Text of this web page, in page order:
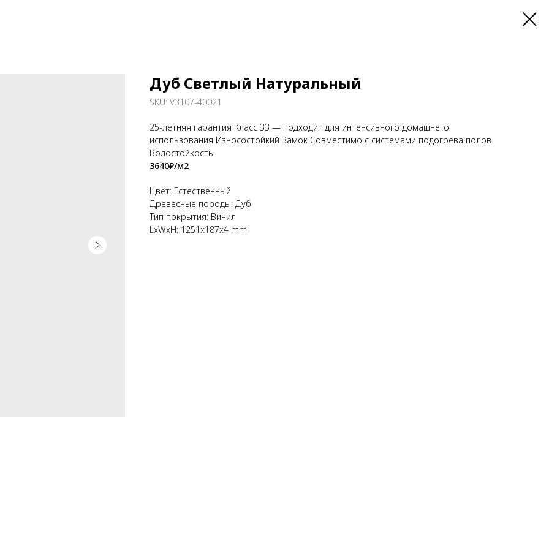
Дуб Светлый Натуральный
SKU: V3107-40021
25-летняя гарантия Класс 33 — подходит для интенсивного домашнего
использования Износостойкий Замок Совместимо с системами подогрева полов
Водостойкость
3640₽/м2
Цвет: Естественный
Древесные породы: Дуб
Тип покрытия: Винил
LxWxH: 1251x187x4 mm